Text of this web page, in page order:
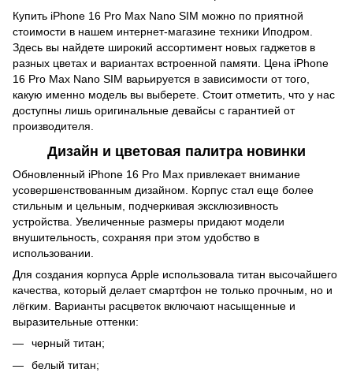
Купить iPhone 16 Pro Max Nano SIM можно по приятной
стоимости в нашем интернет-магазине техники Иподром.
Здесь вы найдете широкий ассортимент новых гаджетов в
разных цветах и вариантах встроенной памяти. Цена iPhone
16 Pro Max Nano SIM варьируется в зависимости от того,
какую именно модель вы выберете. Стоит отметить, что у нас
доступны лишь оригинальные девайсы с гарантией от
производителя.
Дизайн и цветовая палитра новинки
Обновленный iPhone 16 Pro Max привлекает внимание
усовершенствованным дизайном. Корпус стал еще более
стильным и цельным, подчеркивая эксклюзивность
устройства. Увеличенные размеры придают модели
внушительность, сохраняя при этом удобство в
использовании.
Для создания корпуса Apple использовала титан высочайшего
качества, который делает смартфон не только прочным, но и
лёгким. Варианты расцветок включают насыщенные и
выразительные оттенки:
черный титан;
белый титан;